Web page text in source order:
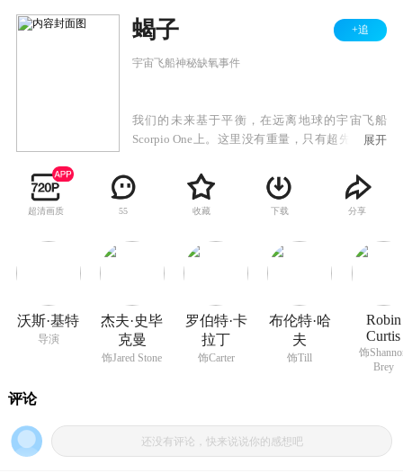
蝎子 +追
宇宙飞船神秘缺氧事件
我们的未来基于平衡，在远离地球的宇宙飞船
Scorpio One上。这里没有重量，只有超先进的电
群优秀的人员，全部都死于一次神秘的氧气事情
中。刚从伊拉克沙漠抢险回来的Jared Stone（杰夫
·史毕克曼 饰）驾驶宇宙穿梭机进入宇宙航道去寻
以最快的速度找到这只飞船，不能再让一个人死
在这只飞船上。同时他们也开始对这只飞船进行
开始了，而赢者将会主宰地球的能源，败者将葬
身于这个荒凉的宇宙中……
展开
超清画质 55 收藏 下载 分享
沃斯·基特
导演
杰夫·史毕
克曼
饰Jared Stone
罗伯特·卡
拉丁
饰Carter
布伦特·哈
夫
饰Till
Robin
Curtis
饰
Brey